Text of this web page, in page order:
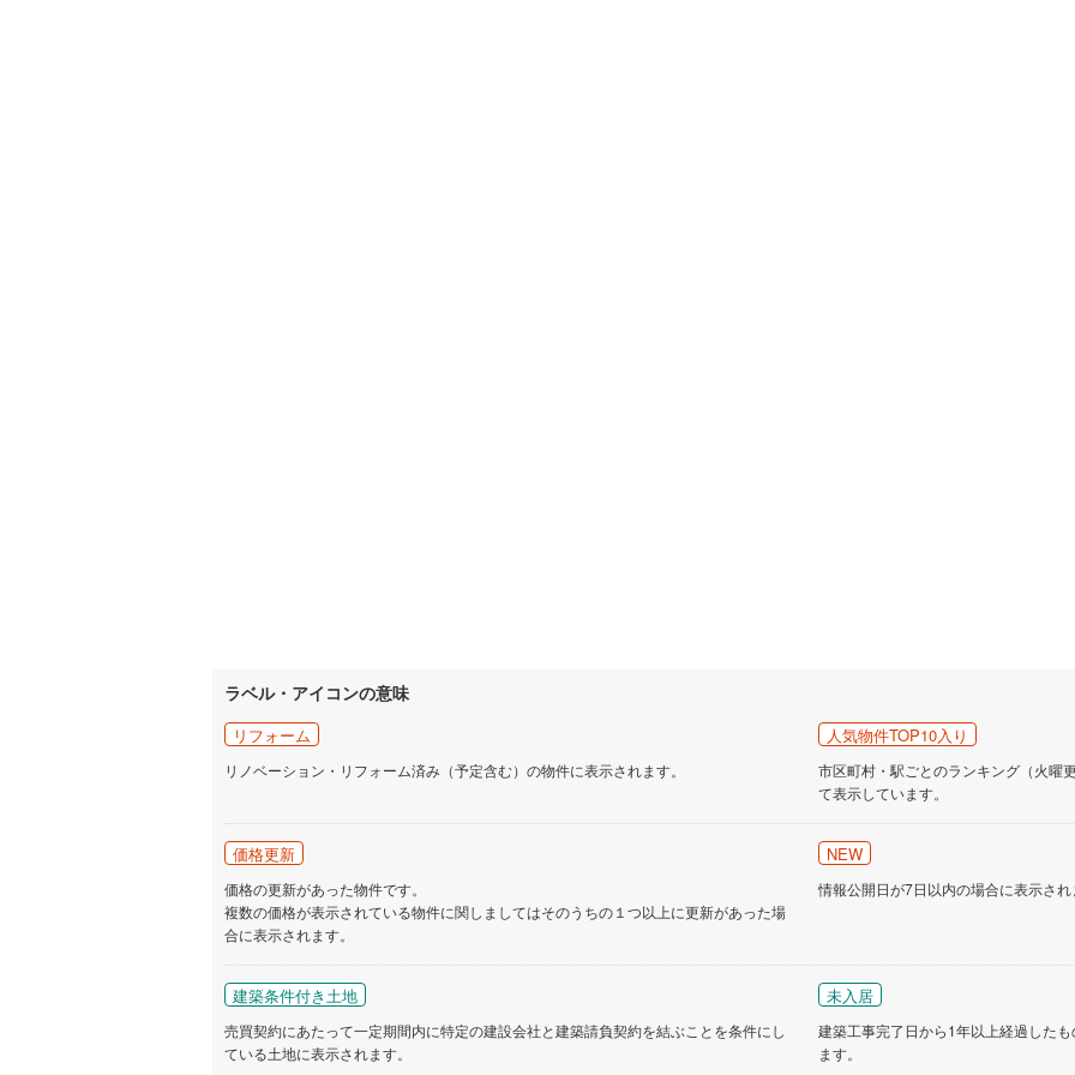
ラベル・アイコンの意味
リフォーム
リノベーション・リフォーム済み（予定含む）の物件に表示されます。
人気物件TOP10入り
市区町村・駅ごとのランキング（火曜
て表示しています。
価格更新
価格の更新があった物件です。
複数の価格が表示されている物件に関しましてはそのうちの１つ以上に更新があった場
合に表示されます。
NEW
情報公開日が7日以内の場合に表示さ
建築条件付き土地
売買契約にあたって一定期間内に特定の建設会社と建築請負契約を結ぶことを条件にし
ている土地に表示されます。
未入居
建築工事完了日から1年以上経過した
ます。